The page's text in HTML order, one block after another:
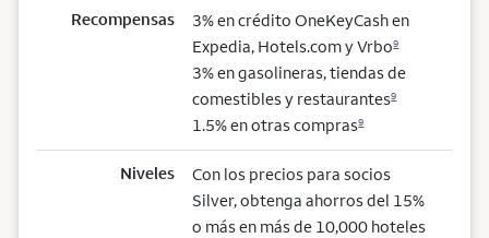
Recompensas
3% en crédito OneKeyCash en
Expedia, Hotels.com y Vrbo9
3% en gasolineras, tiendas de
comestibles y restaurantes9
1.5% en otras compras9
Niveles
Con los precios para socios
Silver, obtenga ahorros del 15%
o más en más de 10,000 hoteles